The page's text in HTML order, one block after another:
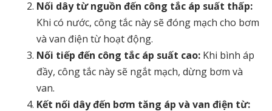
Nối dây từ nguồn đến công tắc áp suất thấp:
Khi có nước, công tắc này sẽ đóng mạch cho bơm
và van điện từ hoạt động.
Nối tiếp đến công tắc áp suất cao: Khi bình áp
đầy, công tắc này sẽ ngắt mạch, dừng bơm và
van.
Kết nối dây đến bơm tăng áp và van điện từ: